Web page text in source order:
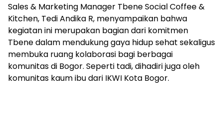
Sales & Marketing Manager Tbene Social Coffee &
Kitchen, Tedi Andika R, menyampaikan bahwa
kegiatan ini merupakan bagian dari komitmen
Tbene dalam mendukung gaya hidup sehat sekaligus
membuka ruang kolaborasi bagi berbagai
komunitas di Bogor. Seperti tadi, dihadiri juga oleh
komunitas kaum ibu dari IKWI Kota Bogor.